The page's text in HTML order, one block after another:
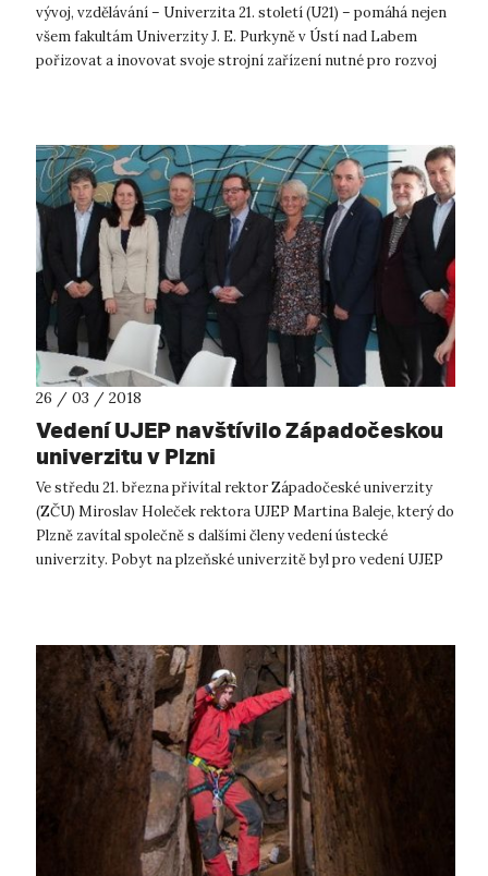
vývoj, vzdělávání – Univerzita 21. století (U21) – pomáhá nejen
všem fakultám Univerzity J. E. Purkyně v Ústí nad Labem
pořizovat a inovovat svoje strojní zařízení nutné pro rozvoj
26 / 03 / 2018
Vedení UJEP navštívilo Západočeskou
univerzitu v Plzni
Ve středu 21. března přivítal rektor Západočeské univerzity
(ZČU) Miroslav Holeček rektora UJEP Martina Baleje, který do
Plzně zavítal společně s dalšími členy vedení ústecké
univerzity. Pobyt na plzeňské univerzitě byl pro vedení UJEP